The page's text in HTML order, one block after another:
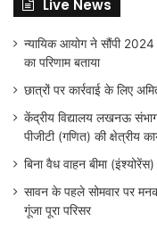
Live News
न्यायिक आयोग ने सौंपी 2024
का परिणाम बताया
छात्रों पर कार्रवाई के लिए
केंद्रीय विद्यालय लखनऊ संभाग
पीजीटी (गणित) की क्षेत्रीय
बिना वैध वाहन बीमा
सावन के पहले सोमवार पर
गूंजा पूरा परिसर